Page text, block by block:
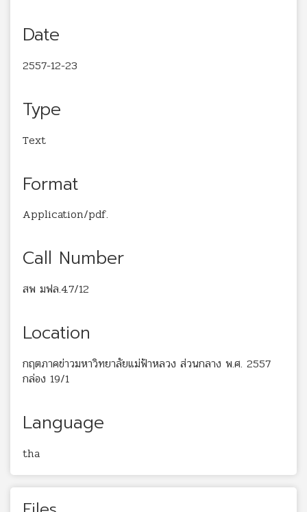
Date
2557-12-23
Type
Text
Format
Application/pdf.
Call Number
สพ มฟล.4.7/12
Location
กฤตภาคข่าวมหาวิทยาลัยแม่ฟ้าหลวง ส่วนกลาง พ.ศ. 2557
กล่อง 19/1
Language
tha